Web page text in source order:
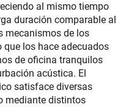
al mismo tiempo
duración comparable al
mecanismos de los
los hace adecuados
de oficina tranquilos
acústica. El
satisface diversas
mediante distintos